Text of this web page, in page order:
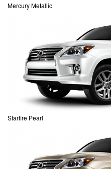
Mercury Metallic
Starfire Pearl